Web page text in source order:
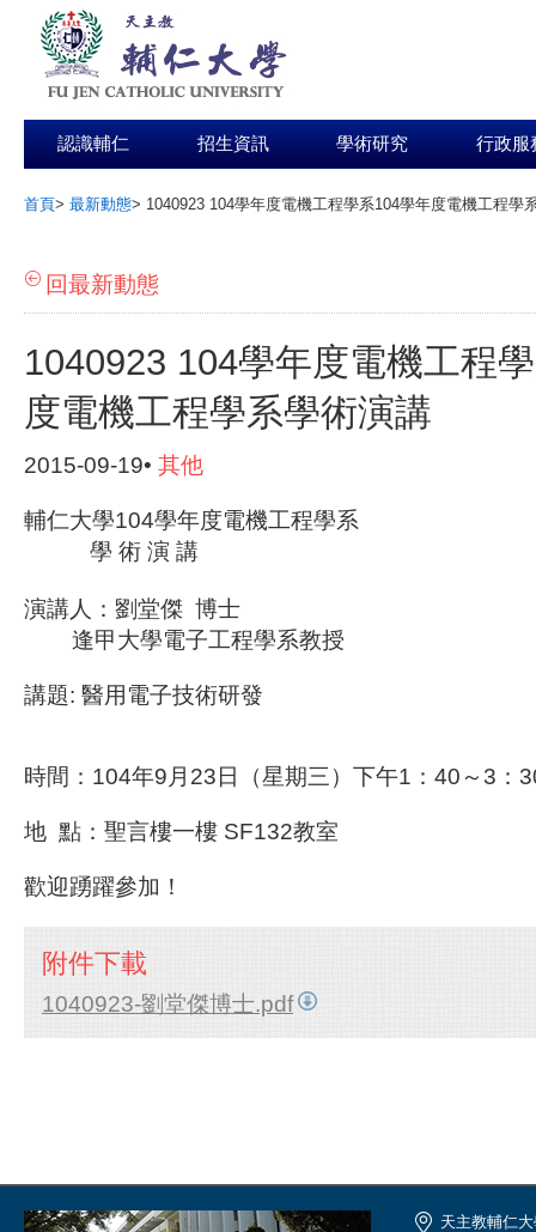
認識輔仁 招生資訊 學術研究 行政服
首頁> 最新動態> 1040923 104學年度電機工程學系104學年度電機工程學
回最新動態
1040923 104學年度電機工程
度電機工程學系學術演講
2015-09-19• 其他
輔仁大學104學年度電機工程學系
學 術 演 講
演講人：劉堂傑 博士
逢甲大學電子工程學系教授
講題: 醫用電子技術研發
時間：104年9月23日（星期三）下午1：40～3：
地 點：聖言樓一樓 SF132教室
歡迎踴躍參加！
附件下載
1040923-劉堂傑博士.pdf
天主教輔仁